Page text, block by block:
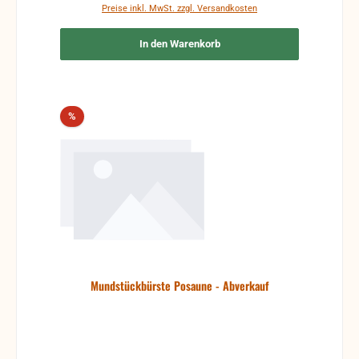
Preise inkl. MwSt. zzgl. Versandkosten
In den Warenkorb
%Rabatt
Mundstückbürste Posaune - Abverkauf